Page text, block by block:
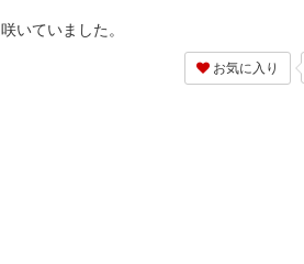
いていました。
お気に入り